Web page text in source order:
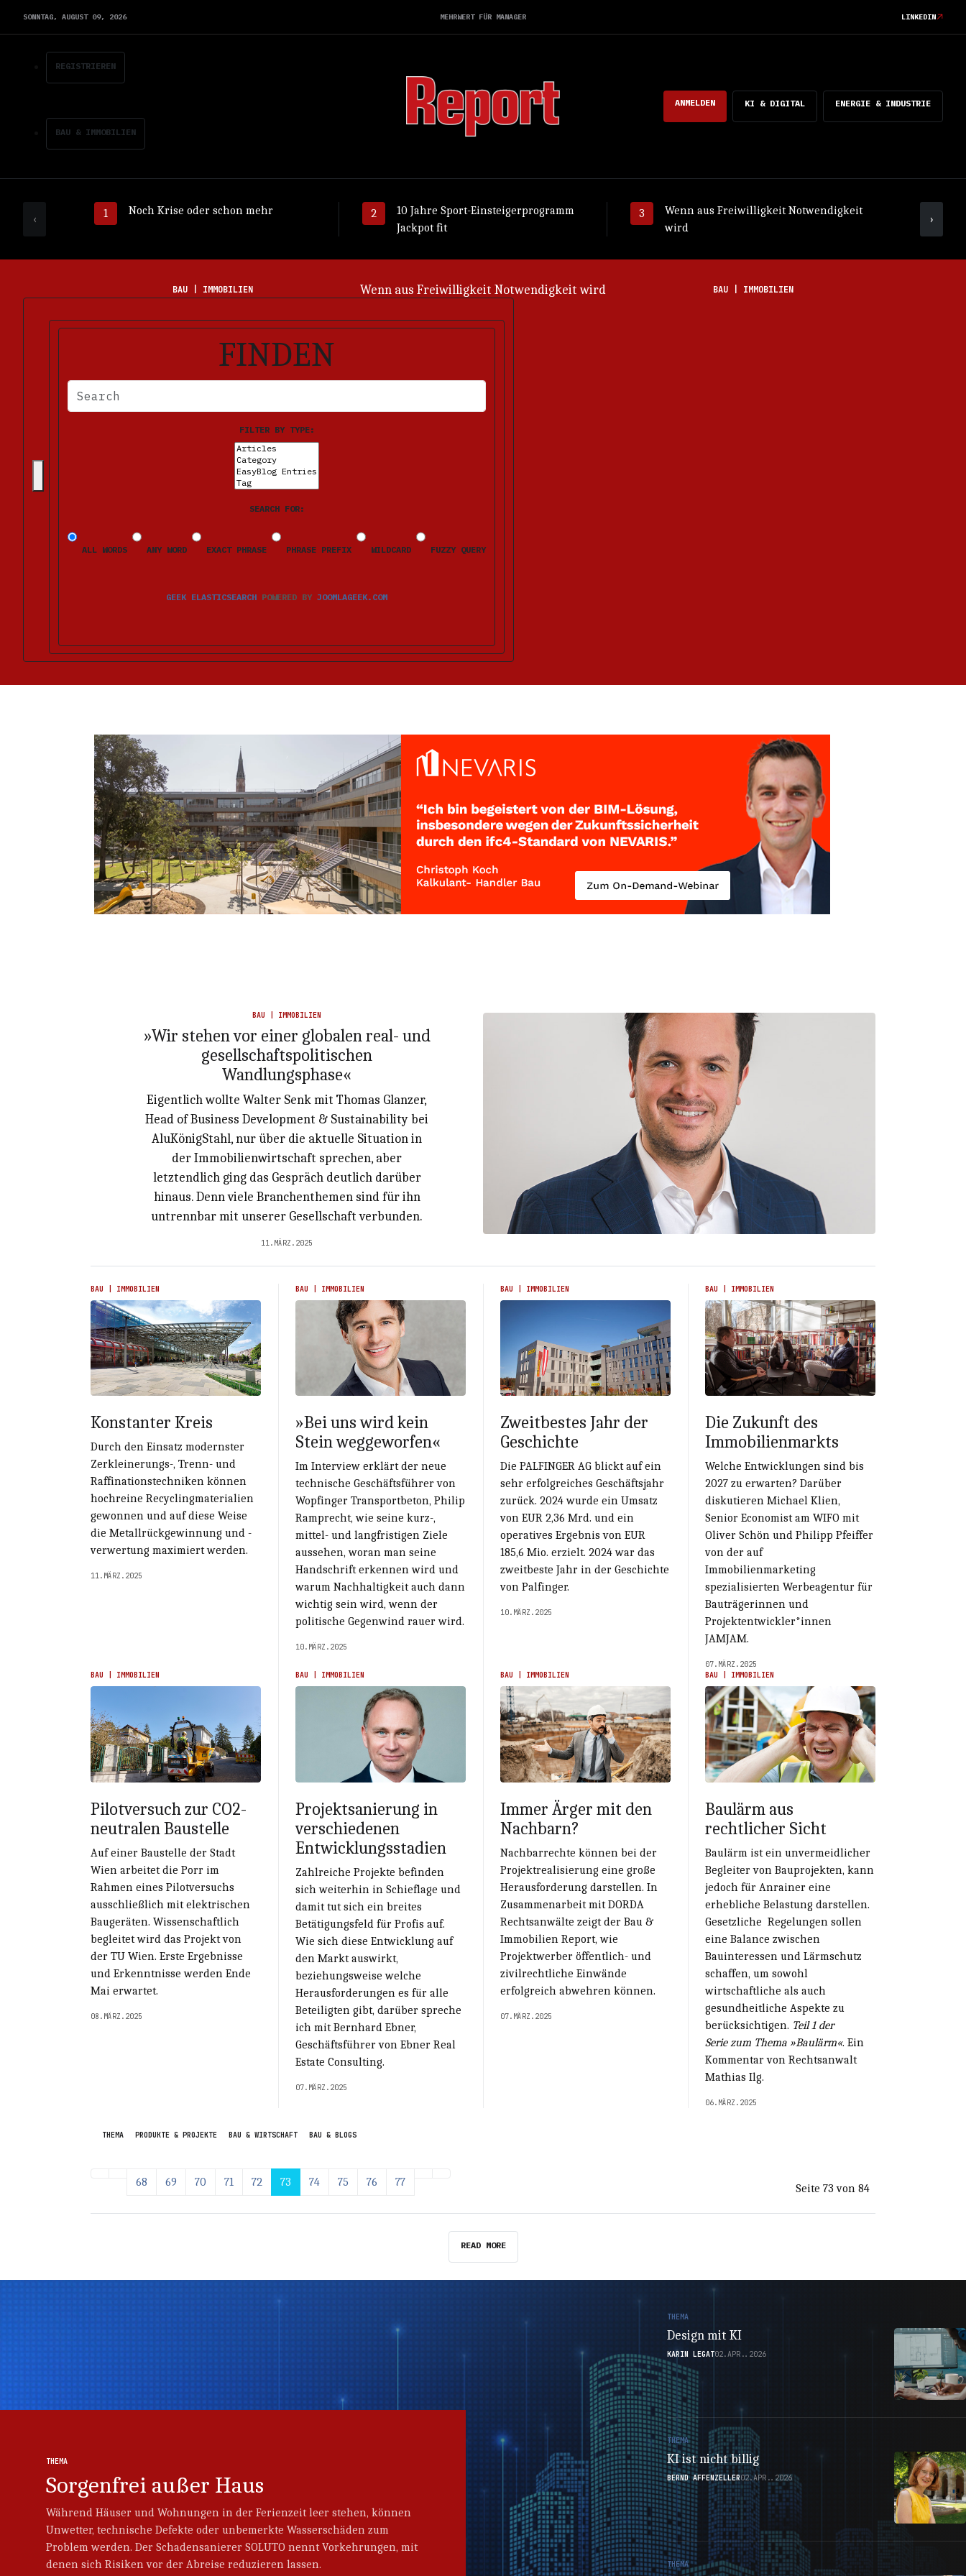
SONNTAG, AUGUST 09, 2026 MEHRWERT FÜR MANAGER LINKEDIN
ANMELDEN KI & DIGITAL ENERGIE & INDUSTRIE
REGISTRIEREN
BAU & IMMOBILIEN
Noch Krise oder schon mehr
10 Jahre Sport-Einsteigerprogramm
Jackpot fit
Wenn aus Freiwilligkeit Notwendigkeit
wird
‹ ›
BAU | IMMOBILIEN Was kooperative Modelle anders machen BAU | IMMOBILIEN
FINDEN
BITTE FÜLLEN SIE DIE ERFORDERLICHEN FELDER AUS. FEHLERMELDUNGEN ERSCHEINEN NACH DEM ABSENDEN BEIM JEWEILIGEN FELD.
FILTER BY TYPE:
SEARCH FOR:
ALL WORDS ANY WORD EXACT PHRASE PHRASE PREFIX WILDCARD FUZZY QUERY
GEEK ELASTICSEARCH POWERED BY JOOMLAGEEK.COM
BAU | IMMOBILIEN
»Wir stehen vor einer globalen real- und
gesellschaftspolitischen
Wandlungsphase«
Eigentlich wollte Walter Senk mit Thomas Glanzer,
Head of Business Development & Sustainability bei
AluKönigStahl, nur über die aktuelle Situation in
der Immobilienwirtschaft sprechen, aber
letztendlich ging das Gespräch deutlich darüber
hinaus. Denn viele Branchenthemen sind für ihn
untrennbar mit unserer Gesellschaft verbunden.
11.MÄRZ.2025
BAU | IMMOBILIEN
Konstanter Kreis
Durch den Einsatz modernster
Zerkleinerungs-, Trenn- und
Raffinationstechniken können
hochreine Recyclingmaterialien
gewonnen und auf diese Weise
die Metallrückgewinnung und -
verwertung maximiert werden.
11.MÄRZ.2025
BAU | IMMOBILIEN
»Bei uns wird kein
Stein weggeworfen«
Im Interview erklärt der neue
technische Geschäftsführer von
Wopfinger Transportbeton, Philip
Ramprecht, wie seine kurz-,
mittel- und langfristigen Ziele
aussehen, woran man seine
Handschrift erkennen wird und
warum Nachhaltigkeit auch dann
wichtig sein wird, wenn der
politische Gegenwind rauer wird.
10.MÄRZ.2025
BAU | IMMOBILIEN
Zweitbestes Jahr der
Geschichte
Die PALFINGER AG blickt auf ein
sehr erfolgreiches Geschäftsjahr
zurück. 2024 wurde ein Umsatz
von EUR 2,36 Mrd. und ein
operatives Ergebnis von EUR
185,6 Mio. erzielt. 2024 war das
zweitbeste Jahr in der Geschichte
von Palfinger.
10.MÄRZ.2025
BAU | IMMOBILIEN
Die Zukunft des
Immobilienmarkts
Welche Entwicklungen sind bis
2027 zu erwarten? Darüber
diskutieren Michael Klien,
Senior Economist am WIFO mit
Oliver Schön und Philipp Pfeiffer
von der auf
Immobilienmarketing
spezialisierten Werbeagentur für
Bauträgerinnen und
Projektentwickler*innen
JAMJAM.
07.MÄRZ.2025
BAU | IMMOBILIEN
Pilotversuch zur CO2-
neutralen Baustelle
Auf einer Baustelle der Stadt
Wien arbeitet die Porr im
Rahmen eines Pilotversuchs
ausschließlich mit elektrischen
Baugeräten. Wissenschaftlich
begleitet wird das Projekt von
der TU Wien. Erste Ergebnisse
und Erkenntnisse werden Ende
Mai erwartet.
08.MÄRZ.2025
BAU | IMMOBILIEN
Projektsanierung in
verschiedenen
Entwicklungsstadien
Zahlreiche Projekte befinden
sich weiterhin in Schieflage und
damit tut sich ein breites
Betätigungsfeld für Profis auf.
Wie sich diese Entwicklung auf
den Markt auswirkt,
beziehungsweise welche
Herausforderungen es für alle
Beteiligten gibt, darüber spreche
ich mit Bernhard Ebner,
Geschäftsführer von Ebner Real
Estate Consulting.
07.MÄRZ.2025
BAU | IMMOBILIEN
Immer Ärger mit den
Nachbarn?
Nachbarrechte können bei der
Projektrealisierung eine große
Herausforderung darstellen. In
Zusammenarbeit mit DORDA
Rechtsanwälte zeigt der Bau &
Immobilien Report, wie
Projektwerber öffentlich- und
zivilrechtliche Einwände
erfolgreich abwehren können.
07.MÄRZ.2025
BAU | IMMOBILIEN
Baulärm aus
rechtlicher Sicht
Baulärm ist ein unvermeidlicher
Begleiter von Bauprojekten, kann
jedoch für Anrainer eine
erhebliche Belastung darstellen.
Gesetzliche Regelungen sollen
eine Balance zwischen
Bauinteressen und Lärmschutz
schaffen, um sowohl
wirtschaftliche als auch
gesundheitliche Aspekte zu
berücksichtigen. Teil 1 der
Serie zum Thema »Baulärm«. Ein
Kommentar von Rechtsanwalt
Mathias Ilg.
06.MÄRZ.2025
THEMA PRODUKTE & PROJEKTE BAU & WIRTSCHAFT BAU & BLOGS
Seite 73 von 84
68 69 70 71 72 73 74 75 76 77
READ MORE
Thema Thema
THEMA
Sorgenfrei außer Haus
Während Häuser und Wohnungen in der Ferienzeit leer stehen, können
Unwetter, technische Defekte oder unbemerkte Wasserschäden zum
Problem werden. Der Schadensanierer SOLUTO nennt Vorkehrungen, mit
denen sich Risiken vor der Abreise reduzieren lassen.
THEMA
Design mit KI
KARIN LEGAT02.APR..2026
THEMA
KI ist nicht billig
BERND AFFENZELLER02.APR..2026
THEMA